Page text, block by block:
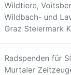
Wildtiere,
Wildbach- und
Graz Steiermark
Radspenden für
Murtaler